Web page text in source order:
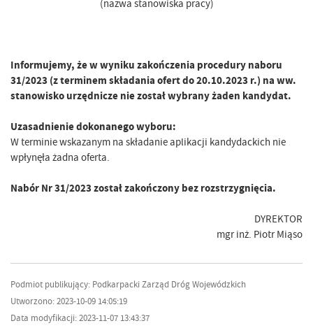
(nazwa stanowiska pracy)
Informujemy, że w wyniku zakończenia procedury naboru
31/2023 (z terminem składania ofert do 20.10.2023 r.) na ww.
stanowisko urzędnicze nie został wybrany żaden kandydat.
Uzasadnienie dokonanego wyboru:
W terminie wskazanym na składanie aplikacji kandydackich nie
wpłynęła żadna oferta.
Nabór Nr 31/2023 został zakończony bez rozstrzygnięcia.
DYREKTOR
mgr inż. Piotr Miąso
Podmiot publikujący: Podkarpacki Zarząd Dróg Wojewódzkich
Utworzono: 2023-10-09 14:05:19
Data modyfikacji: 2023-11-07 13:43:37